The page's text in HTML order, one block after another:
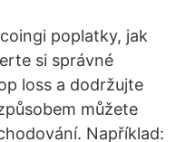
poplatky, jak
si správné
loss a dodržujte
můžete
Například: